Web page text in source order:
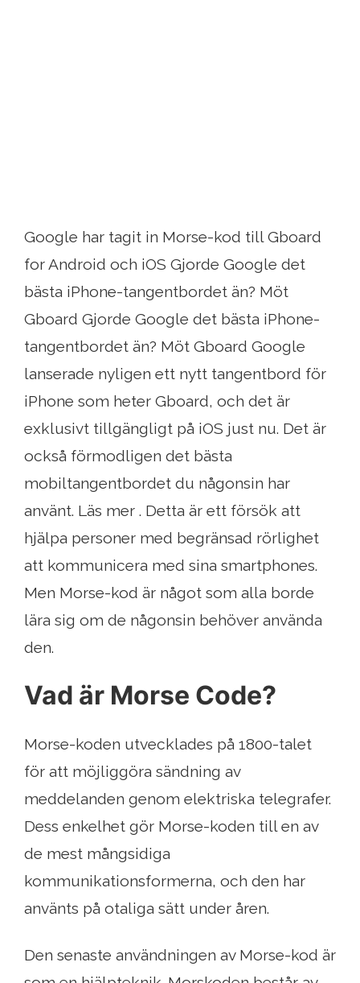
Google har tagit in Morse-kod till Gboard
for Android och iOS Gjorde Google det
bästa iPhone-tangentbordet än? Möt
Gboard Gjorde Google det bästa iPhone-
tangentbordet än? Möt Gboard Google
lanserade nyligen ett nytt tangentbord för
iPhone som heter Gboard, och det är
exklusivt tillgängligt på iOS just nu. Det är
också förmodligen det bästa
mobiltangentbordet du någonsin har
använt. Läs mer . Detta är ett försök att
hjälpa personer med begränsad rörlighet
att kommunicera med sina smartphones.
Men Morse-kod är något som alla borde
lära sig om de någonsin behöver använda
den.
Vad är Morse Code?
Morse-koden utvecklades på 1800-talet
för att möjliggöra sändning av
meddelanden genom elektriska telegrafer.
Dess enkelhet gör Morse-koden till en av
de mest mångsidiga
kommunikationsformerna, och den har
använts på otaliga sätt under åren.
Den senaste användningen av Morse-kod är